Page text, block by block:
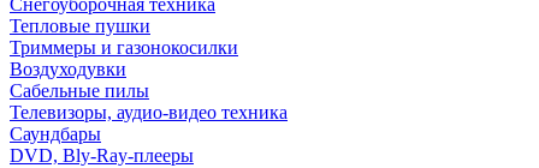
Снегоуборочная техника
Тепловые пушки
Триммеры и газонокосилки
Воздуходувки
Сабельные пилы
Телевизоры, аудио-видео техника
Саундбары
DVD, Bly-Ray-плееры